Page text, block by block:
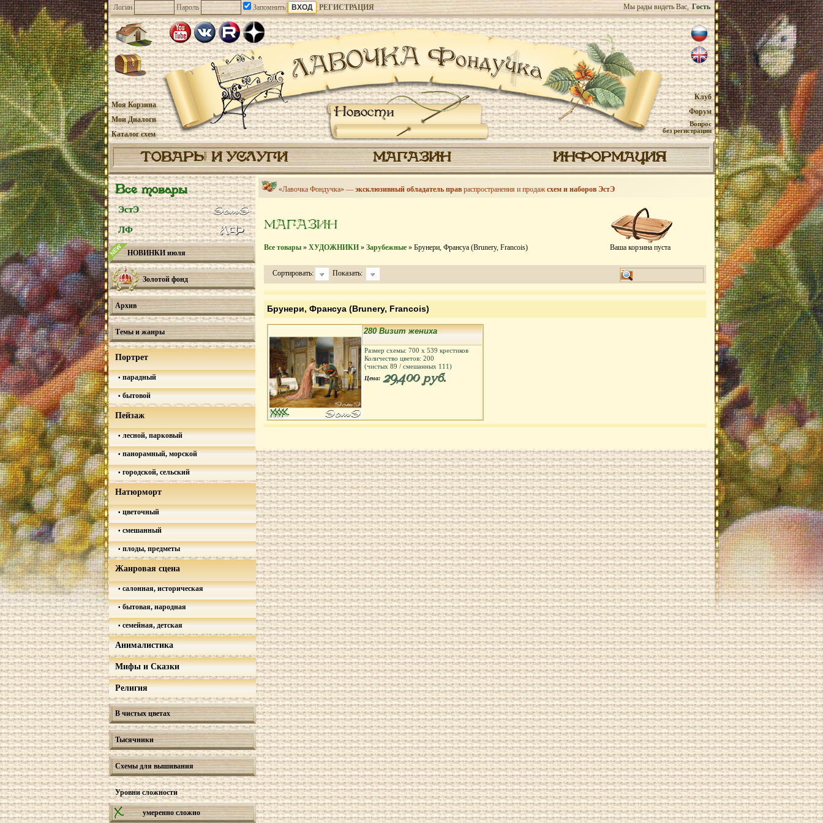
Логин Пароль Запомнить РЕГИСТРАЦИЯ Мы рады видеть Вас, Гость
Новости
Моя Корзина
Мои Диалоги
Каталог схем
Клуб
Форум
Вопрос
без регистрации
ТОВАРЫ И УСЛУГИ МАГАЗИН ИНФОРМАЦИЯ
Все товары
ЭстЭ
ЛФ
НОВИНКИ июля
Золотой фонд
Архив
Темы и жанры
Портрет
парадный
бытовой
Пейзаж
лесной, парковый
панорамный, морской
городской, сельский
Натюрморт
цветочный
смешанный
плоды, предметы
Жанровая сцена
салонная, историческая
бытовая, народная
семейная, детская
Анималистика
Мифы и Сказки
Религия
В чистых цветах
Тысячники
Схемы для вышивания
Уровни сложности
умеренно сложно
«Лавочка Фондучка» — эксклюзивный обладатель прав распространения и продажсхем и наборов ЭстЭ
Ваша корзина пуста
МАГАЗИН
Все товары » ХУДОЖНИКИ » Зарубежные » Брунери, Франсуа (Brunery, Francois)
Сортировать: Показать:
Брунери, Франсуа (Brunery, Francois)
280 Визит жениха
Размер схемы: 700 х 539 крестиков
Количество цветов: 200
(чистых 89 / смешанных 111)
Цена: 29,400 руб.